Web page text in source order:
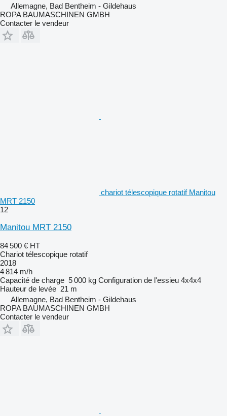
Allemagne, Bad Bentheim - Gildehaus
ROPA BAUMASCHINEN GMBH
Contacter le vendeur
chariot télescopique rotatif Manitou
MRT 2150
12
Manitou MRT 2150
84 500 € HT
Chariot télescopique rotatif
2018
4 814 m/h
Capacité de charge 5 000 kg Configuration de l'essieu 4x4x4
Hauteur de levée 21 m
Allemagne, Bad Bentheim - Gildehaus
ROPA BAUMASCHINEN GMBH
Contacter le vendeur